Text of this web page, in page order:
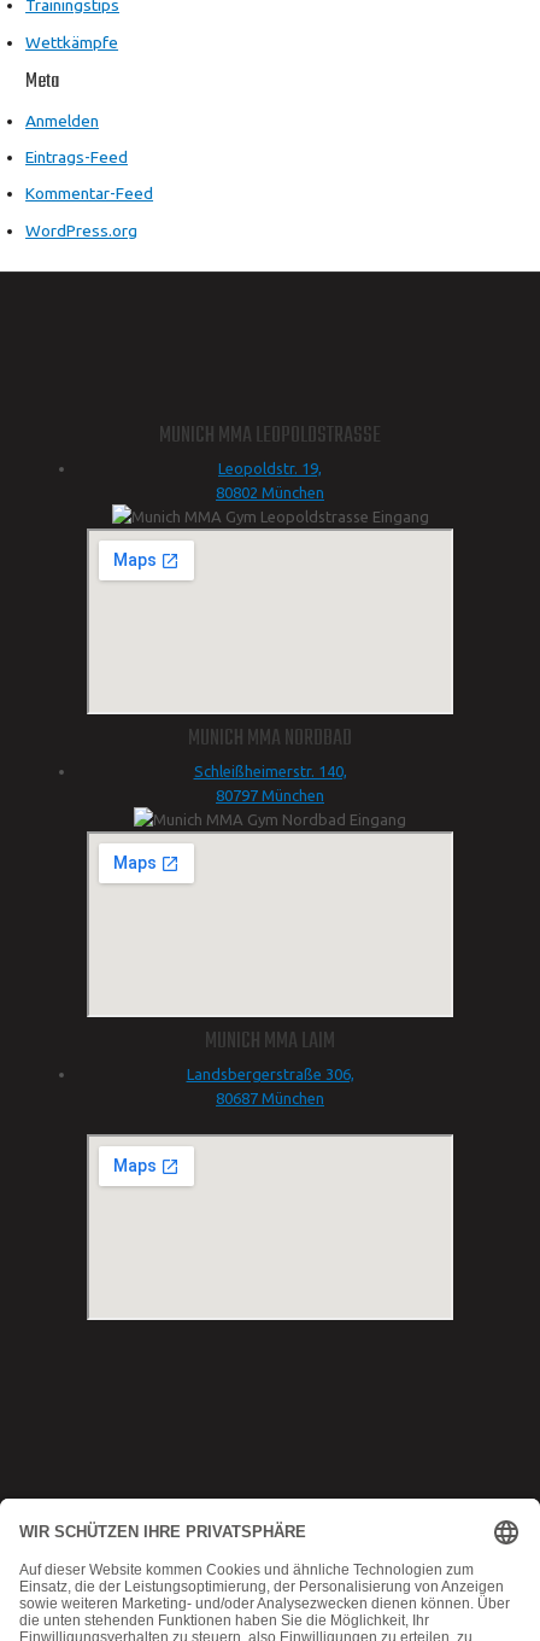
Trainingstips
Wettkämpfe
Meta
Anmelden
Eintrags-Feed
Kommentar-Feed
WordPress.org
MUNICH MMA LEOPOLDSTRASSE
Leopoldstr. 19,
80802 München
MUNICH MMA NORDBAD
Schleißheimerstr. 140,
80797 München
MUNICH MMA LAIM
Landsbergerstraße 306,
80687 München
Datenschutz|AGB|Impressum
MadeByMomoko